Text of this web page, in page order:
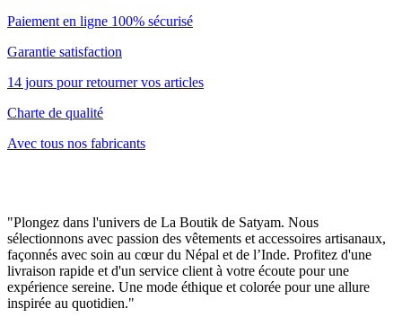
Paiement en ligne 100% sécurisé
Garantie satisfaction
14 jours pour retourner vos articles
Charte de qualité
Avec tous nos fabricants
"Plongez dans l'univers de La Boutik de Satyam. Nous
sélectionnons avec passion des vêtements et accessoires artisanaux,
façonnés avec soin au cœur du Népal et de l’Inde. Profitez d'une
livraison rapide et d'un service client à votre écoute pour une
expérience sereine. Une mode éthique et colorée pour une allure
inspirée au quotidien."